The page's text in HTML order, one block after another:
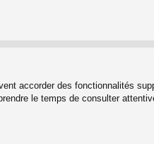
accorder des fonctionnalités
le temps de consulter